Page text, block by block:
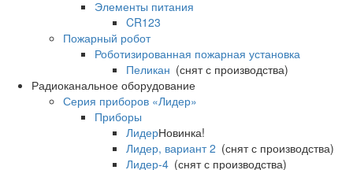
Элементы питания
CR123
Пожарный робот
Роботизированная пожарная установка
Пеликан (снят с производства)
Радиоканальное оборудование
Серия приборов «Лидер»
Приборы
ЛидерНовинка!
Лидер, вариант 2 (снят с производства)
Лидер-4 (снят с производства)